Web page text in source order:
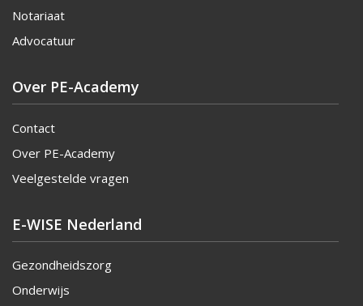
Notariaat
Advocatuur
Over PE-Academy
Contact
Over PE-Academy
Veelgestelde vragen
E-WISE Nederland
Gezondheidszorg
Onderwijs